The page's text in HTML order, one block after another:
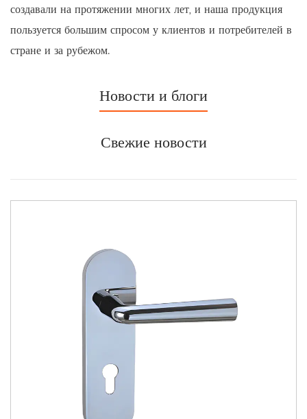
создавали на протяжении многих лет, и наша продукция
пользуется большим спросом у клиентов и потребителей в
стране и за рубежом.
Новости и блоги
Свежие новости